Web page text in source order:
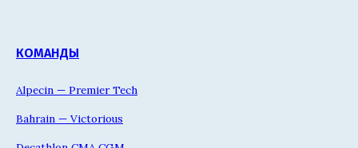
КОМАНДЫ
Alpecin — Premier Tech
Bahrain — Victorious